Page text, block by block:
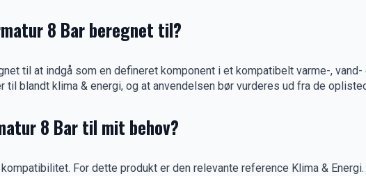
8 Bar beregnet til?
til at indgå som en defineret komponent i et kompatibelt varme-,
til blandt klima & energi, og at anvendelsen bør vurderes ud fra de
8 Bar til mit behov?
For dette produkt er den relevante reference Klima &